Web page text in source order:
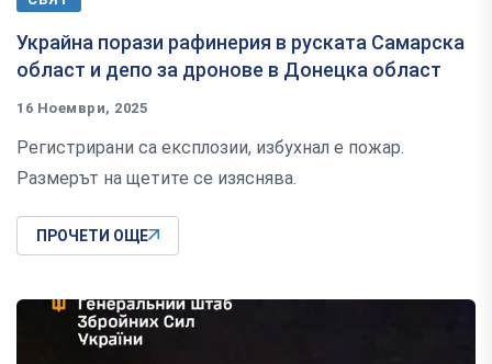
Украйна порази рафинерия в руската Самарска
област и депо за дронове в Донецка област
16 Ноември, 2025
Регистрирани са експлозии, избухнал е пожар.
Размерът на щетите се изяснява.
ПРОЧЕТИ ОЩЕ